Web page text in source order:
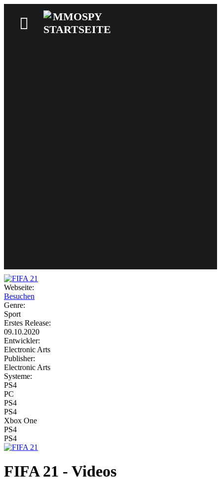
Webseite:
Besuchen
Genre:
Sport
Erstes Release:
09.10.2020
Entwickler:
Electronic Arts
Publisher:
Electronic Arts
Systeme:
PS4
PC
PS4
PS4
Xbox One
PS4
PS4
FIFA 21 - Videos